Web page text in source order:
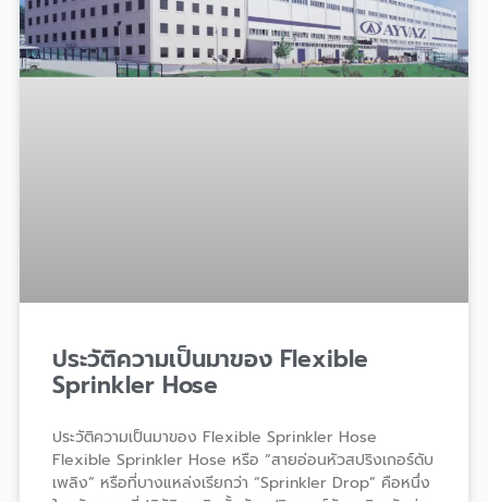
ประวัติความเป็นมาของ Flexible
Sprinkler Hose
ประวัติความเป็นมาของ Flexible Sprinkler Hose
Flexible Sprinkler Hose หรือ “สายอ่อนหัวสปริงเกอร์ดับ
เพลิง” หรือที่บางแหล่งเรียกว่า “Sprinkler Drop” คือหนึ่ง